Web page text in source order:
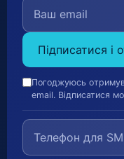
Підписатися і
Погоджуюсь
email. Відписатися